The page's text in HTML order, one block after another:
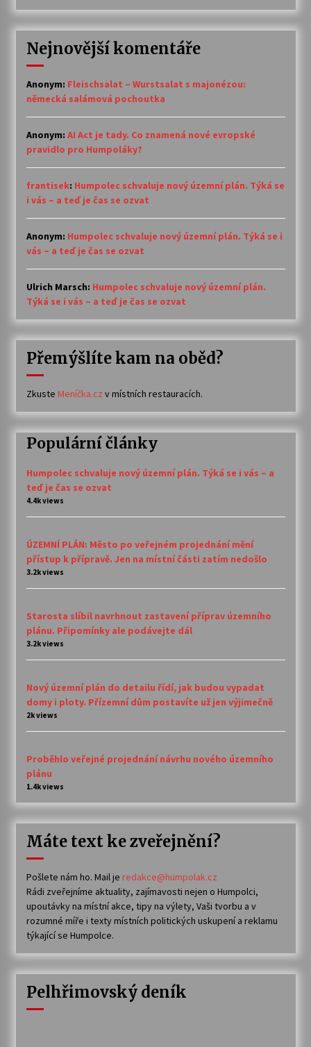
Nejnovější komentáře
Anonym: Fleischsalat – Wurstsalat s majonézou:
německá salámová pochoutka
Anonym: AI Act je tady. Co znamená nové evropské
pravidlo pro Humpoláky?
frantisek: Humpolec schvaluje nový územní plán. Týká se
i vás – a teď je čas se ozvat
Anonym: Humpolec schvaluje nový územní plán. Týká se i
vás – a teď je čas se ozvat
Ulrich Marsch: Humpolec schvaluje nový územní plán.
Týká se i vás – a teď je čas se ozvat
Přemýšlíte kam na oběd?
Zkuste Meníčka.cz v místních restauracích.
Populární články
Humpolec schvaluje nový územní plán. Týká se i vás – a
teď je čas se ozvat
4.4k views
ÚZEMNÍ PLÁN: Město po veřejném projednání mění
přístup k přípravě. Jen na místní části zatím nedošlo
3.2k views
Starosta slíbil navrhnout zastavení příprav územního
plánu. Připomínky ale podávejte dál
3.2k views
Nový územní plán do detailu řídí, jak budou vypadat
domy i ploty. Přízemní dům postavíte už jen výjimečně
2k views
Proběhlo veřejné projednání návrhu nového územního
plánu
1.4k views
Máte text ke zveřejnění?
Pošlete nám ho. Mail je redakce@humpolak.cz
Rádi zveřejníme aktuality, zajímavosti nejen o Humpolci,
upoutávky na místní akce, tipy na výlety, Vaši tvorbu a v
rozumné míře i texty místních politických uskupení a reklamu
týkající se Humpolce.
Pelhřimovský deník